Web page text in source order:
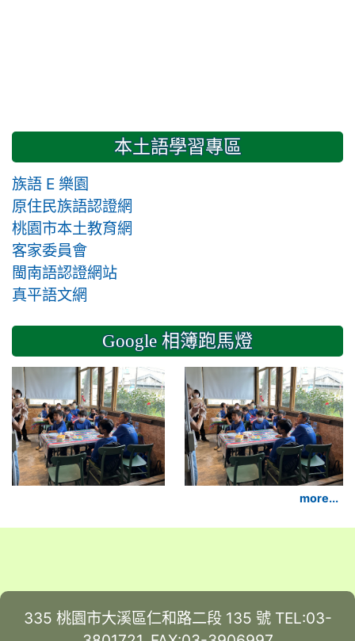
本土語學習專區
族語 E 樂園
原住民族語認證網
桃園市本土教育網
客家委員會
閩南語認證網站
真平語文網
Google 相簿跑馬燈
2024-11-14 六年級三和
more...
335 桃園市大溪區仁和路二段 135 號 TEL:03-